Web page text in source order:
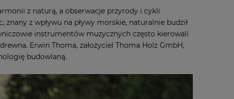
z naturą, a obserwacje przyrody i cykli
z wpływu na pływy morskie, naturalnie budził
instrumentów muzycznych często kierowali
Erwin Thoma, założyciel Thoma Holz GmbH,
budowlaną.